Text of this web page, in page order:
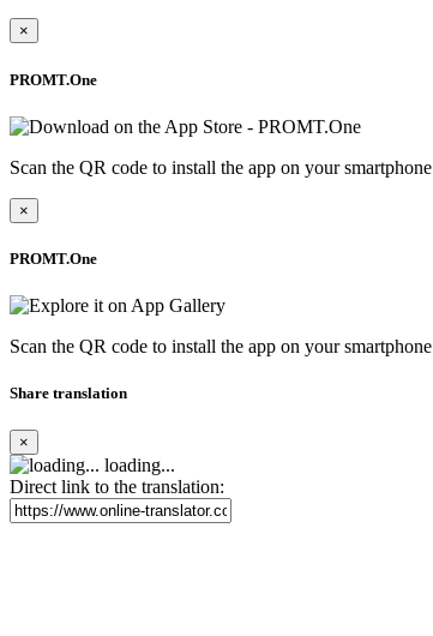
×
PROMT.One
Scan the QR code to install the app on your smartphone
×
PROMT.One
Scan the QR code to install the app on your smartphone
Share translation
×
loading...
Direct link to the translation: